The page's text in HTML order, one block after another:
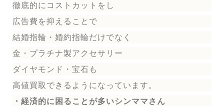
徹底的にコストカットをし
広告費を抑えることで
結婚指輪・婚約指輪だけでなく
金・プラチナ製アクセサリー
ダイヤモンド・宝石も
高値買取できるようになっています。
・経済的に困ることが多いシンママさん